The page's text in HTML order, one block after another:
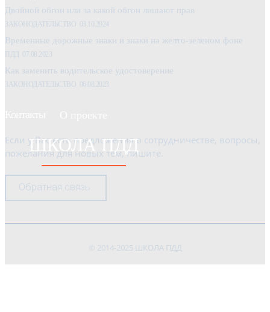
ШКОЛА ПДД
Двойной обгон или за какой обгон лишают прав
ЗАКОНОДАТЕЛЬСТВО 03.10.2024
Временные дорожные знаки и знаки на желто-зеленом фоне
ПДД 07.08.2023
Как заменить водительское удостоверение
ЗАКОНОДАТЕЛЬСТВО 06.08.2023
Если у Вас есть предложения о сотрудничестве, вопросы,
пожелания для новых тем, пишите.
Обратная связь
© 2014-2025 ШКОЛА ПДД